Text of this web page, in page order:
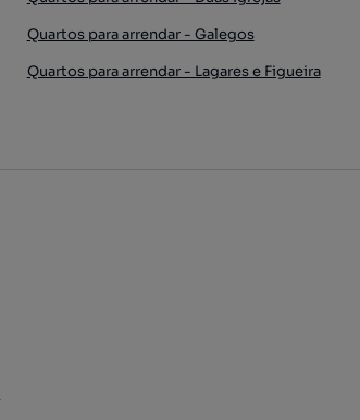
Quartos para arrendar - Galegos
Quartos para arrendar - Lagares e Figueira